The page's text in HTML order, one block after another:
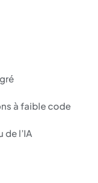
à faible code
l’IA